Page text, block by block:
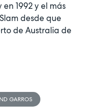
1992 y el más
desde que
de Australia de
GARROS